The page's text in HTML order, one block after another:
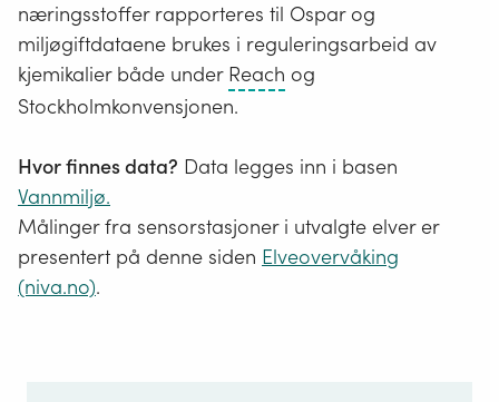
næringsstoffer rapporteres til Ospar og
miljøgiftdataene brukes i reguleringsarbeid av
kjemikalier både under Reach Reach
Registration,
Authorisation
and
og
Stockholmkonvensjonen.
Hvor finnes data? Data legges inn i basen
Vannmiljø.
Målinger fra sensorstasjoner i utvalgte elver er
presentert på denne siden Elveovervåking
(niva.no).